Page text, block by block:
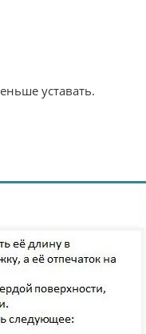
уставать.